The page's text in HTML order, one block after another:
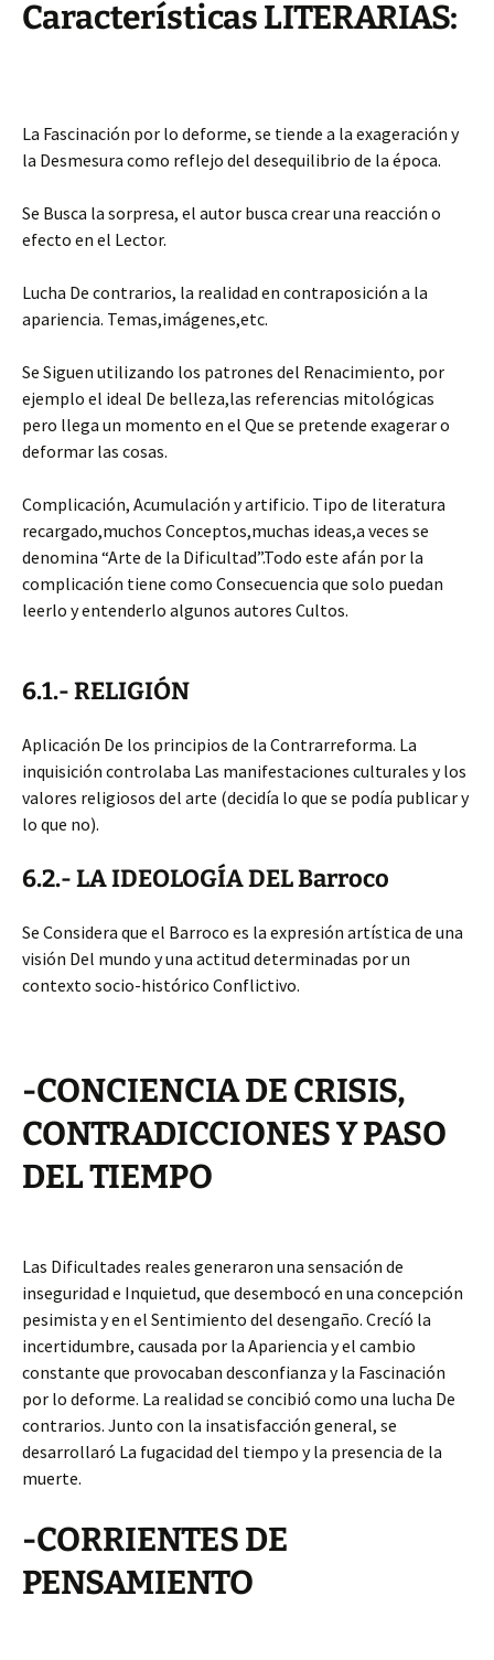
Características LITERARIAS:
La Fascinación por lo deforme, se tiende a la exageración y
la Desmesura como reflejo del desequilibrio de la época.
Se Busca la sorpresa, el autor busca crear una reacción o
efecto en el Lector.
Lucha De contrarios, la realidad en contraposición a la
apariencia. Temas,imágenes,etc.
Se Siguen utilizando los patrones del Renacimiento, por
ejemplo el ideal De belleza,las referencias mitológicas
pero llega un momento en el Que se pretende exagerar o
deformar las cosas.
Complicación, Acumulación y artificio. Tipo de literatura
recargado,muchos Conceptos,muchas ideas,a veces se
denomina “Arte de la Dificultad”.Todo este afán por la
complicación tiene como Consecuencia que solo puedan
leerlo y entenderlo algunos autores Cultos.
6.1.- RELIGIÓN
Aplicación De los principios de la Contrarreforma. La
inquisición controlaba Las manifestaciones culturales y los
valores religiosos del arte (decidía lo que se podía publicar y
lo que no).
6.2.- LA IDEOLOGÍA DEL Barroco
Se Considera que el Barroco es la expresión artística de una
visión Del mundo y una actitud determinadas por un
contexto socio-histórico Conflictivo.
-CONCIENCIA DE CRISIS,
CONTRADICCIONES Y PASO
DEL TIEMPO
Las Dificultades reales generaron una sensación de
inseguridad e Inquietud, que desembocó en una concepción
pesimista y en el Sentimiento del desengaño. Crecíó la
incertidumbre, causada por la Apariencia y el cambio
constante que provocaban desconfianza y la Fascinación
por lo deforme. La realidad se concibió como una lucha De
contrarios. Junto con la insatisfacción general, se
desarrollaró La fugacidad del tiempo y la presencia de la
muerte.
-CORRIENTES DE
PENSAMIENTO